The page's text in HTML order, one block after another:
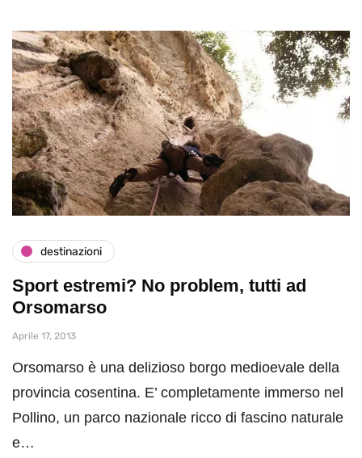
destinazioni
Sport estremi? No problem, tutti ad
Orsomarso
Aprile 17, 2013
Orsomarso è una delizioso borgo medioevale della
provincia cosentina. E’ completamente immerso nel
Pollino, un parco nazionale ricco di fascino naturale
e…